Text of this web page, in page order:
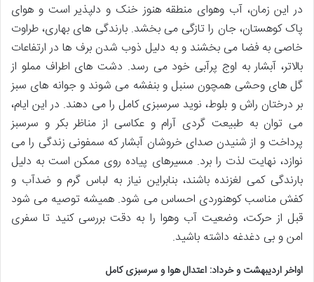
در این زمان، آب وهوای منطقه هنوز خنک و دلپذیر است و هوای
پاک کوهستان، جان را تازگی می بخشد. بارندگی های بهاری، طراوت
خاصی به فضا می بخشند و به دلیل ذوب شدن برف ها در ارتفاعات
بالاتر، آبشار به اوج پرآبی خود می رسد. دشت های اطراف مملو از
گل های وحشی همچون سنبل و بنفشه می شوند و جوانه های سبز
بر درختان راش و بلوط، نوید سرسبزی کامل را می دهند. در این ایام،
می توان به طبیعت گردی آرام و عکاسی از مناظر بکر و سرسبز
پرداخت و از شنیدن صدای خروشان آبشار که سمفونی زندگی را می
نوازد، نهایت لذت را برد. مسیرهای پیاده روی ممکن است به دلیل
بارندگی کمی لغزنده باشند، بنابراین نیاز به لباس گرم و ضدآب و
کفش مناسب کوهنوردی احساس می شود. همیشه توصیه می شود
قبل از حرکت، وضعیت آب وهوا را به دقت بررسی کنید تا سفری
امن و بی دغدغه داشته باشید.
اواخر اردیبهشت و خرداد: اعتدال هوا و سرسبزی کامل